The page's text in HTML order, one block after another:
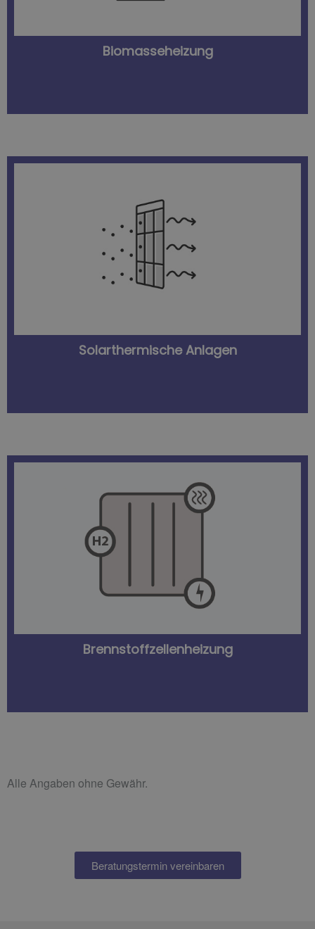
Biomasseheizung
Solarthermische Anlagen
gewonnene Energie aus, um den Warmwasser- und
Heizbedarf eines Hauses komplett zu decken –
eine ideale Ergänzung zu Gas, Öl oder Pellets.
Brennstoffzellenheizung
und Wärme für Gebäude, sowie auch Strom für den
eigenen Bedarf. Sie nutzt dafür die sogenannte
Kraft-Wärme-Kopplung (KWK).Wärme und Strom
Verbrennung erzeugt. Der elektrochemische
Prozess ist besonders effizient.
Alle Angaben ohne Gewähr.
Beratungstermin vereinbaren